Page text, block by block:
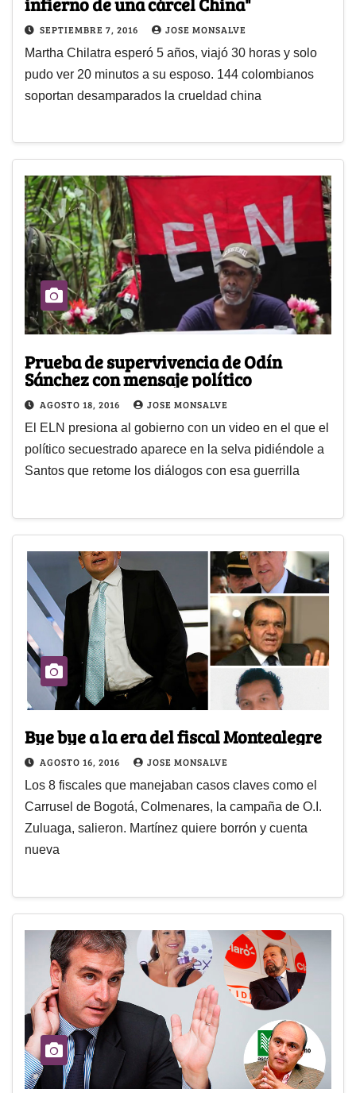
SEPTIEMBRE 7, 2016 JOSE MONSALVE
Martha Chilatra esperó 5 años, viajó 30 horas y solo
pudo ver 20 minutos a su esposo. 144 colombianos
soportan desamparados la crueldad china
Prueba de supervivencia de Odín
Sánchez con mensaje político
AGOSTO 18, 2016 JOSE MONSALVE
El ELN presiona al gobierno con un video en el que el
político secuestrado aparece en la selva pidiéndole a
Santos que retome los diálogos con esa guerrilla
Bye bye a la era del fiscal Montealegre
AGOSTO 16, 2016 JOSE MONSALVE
Los 8 fiscales que manejaban casos claves como el
Carrusel de Bogotá, Colmenares, la campaña de O.I.
Zuluaga, salieron. Martínez quiere borrón y cuenta
nueva